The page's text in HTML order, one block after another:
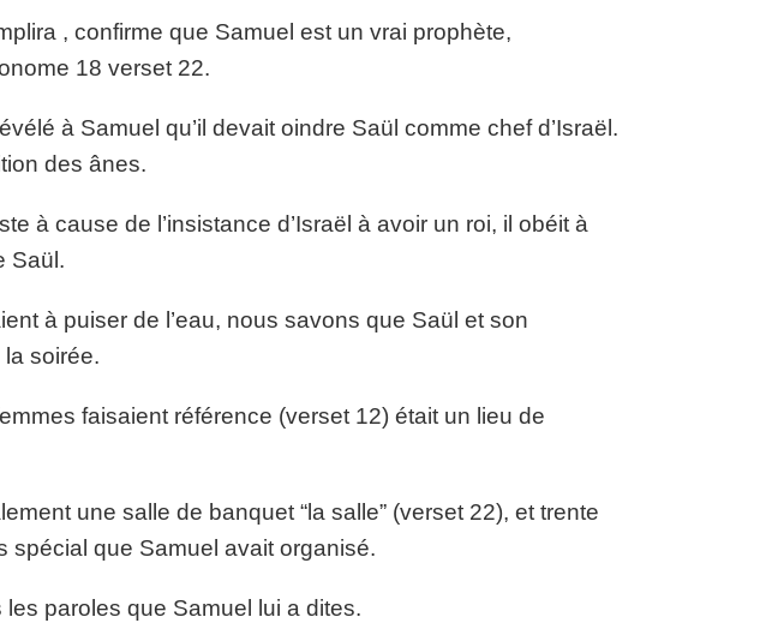
, confirme que Samuel est un vrai prophète,
18 verset 22.
à Samuel qu’il devait oindre Saül comme chef d’Israël.
des ânes.
à cause de l’insistance d’Israël à avoir un roi, il obéit à
Saül.
à puiser de l’eau, nous savons que Saül et son
soirée.
faisaient référence (verset 12) était un lieu de
une salle de banquet “la salle” (verset 22), et trente
spécial que Samuel avait organisé.
paroles que Samuel lui a dites.